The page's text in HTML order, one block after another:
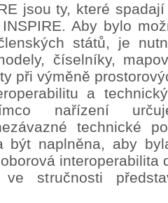
jsou ty, které
Aby bylo
států, je
číselníky,
při výměně
a
nařízení
technické
být naplněna, aby
interoperabilita
stručnosti